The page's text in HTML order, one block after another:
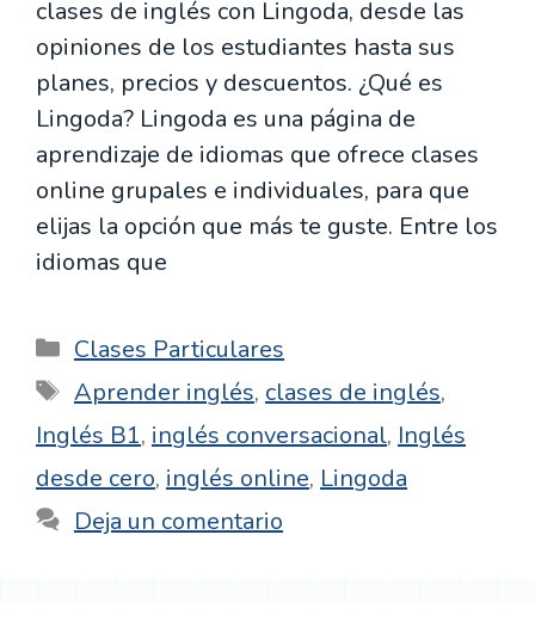
clases de inglés con Lingoda, desde las
opiniones de los estudiantes hasta sus
planes, precios y descuentos. ¿Qué es
Lingoda? Lingoda es una página de
aprendizaje de idiomas que ofrece clases
online grupales e individuales, para que
elijas la opción que más te guste. Entre los
idiomas que
Categorías
Clases Particulares
Etiquetas
Aprender inglés, clases de inglés,
Inglés B1, inglés conversacional, Inglés
desde cero, inglés online, Lingoda
Deja un comentario